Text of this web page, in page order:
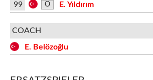
99 O E. Yıldırım
COACH
E. Belözoğlu